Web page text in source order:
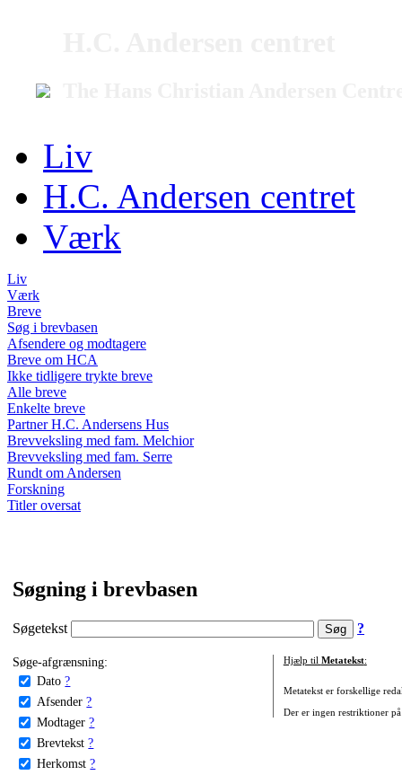
Liv
H.C. Andersen centret
Værk
Liv
Værk
Breve
Søg i brevbasen
Afsendere og modtagere
Breve om HCA
Ikke tidligere trykte breve
Alle breve
Enkelte breve
Partner H.C. Andersens Hus
Brevveksling med fam. Melchior
Brevveksling med fam. Serre
Rundt om Andersen
Forskning
Titler oversat
Søgning i brevbasen
Søgetekst ?
Søge-afgrænsning:
Dato ?
Afsender ?
Modtager ?
Brevtekst ?
Herkomst ?
Hjælp til Metatekst:
Metatekst er forskellige
Der er ingen restriktioner